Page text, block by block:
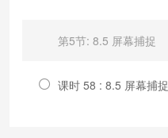
第5节: 8.5 屏幕捕捉
课时 58 : 8.5 屏幕捕捉